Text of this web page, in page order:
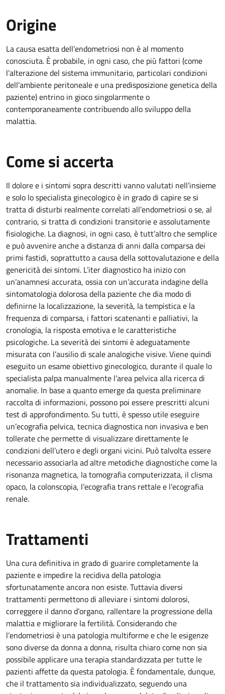
Origine
La causa esatta dell’endometriosi non è al momento
conosciuta. È probabile, in ogni caso, che più fattori (come
l’alterazione del sistema immunitario, particolari condizioni
dell’ambiente peritoneale e una predisposizione genetica della
paziente) entrino in gioco singolarmente o
contemporaneamente contribuendo allo sviluppo della
malattia.
Come si accerta
Il dolore e i sintomi sopra descritti vanno valutati nell’insieme
e solo lo specialista ginecologico è in grado di capire se si
tratta di disturbi realmente correlati all’endometriosi o se, al
contrario, si tratta di condizioni transitorie e assolutamente
fisiologiche. La diagnosi, in ogni caso, è tutt’altro che semplice
e può avvenire anche a distanza di anni dalla comparsa dei
primi fastidi, soprattutto a causa della sottovalutazione e della
genericità dei sintomi. L’iter diagnostico ha inizio con
un’anamnesi accurata, ossia con un’accurata indagine della
sintomatologia dolorosa della paziente che dia modo di
definirne la localizzazione, la severità, la tempistica e la
frequenza di comparsa, i fattori scatenanti e palliativi, la
cronologia, la risposta emotiva e le caratteristiche
psicologiche. La severità dei sintomi è adeguatamente
misurata con l’ausilio di scale analogiche visive. Viene quindi
eseguito un esame obiettivo ginecologico, durante il quale lo
specialista palpa manualmente l’area pelvica alla ricerca di
anomalie. In base a quanto emerge da questa preliminare
raccolta di informazioni, possono poi essere prescritti alcuni
test di approfondimento. Su tutti, è spesso utile eseguire
un’ecografia pelvica, tecnica diagnostica non invasiva e ben
tollerate che permette di visualizzare direttamente le
condizioni dell’utero e degli organi vicini. Può talvolta essere
necessario associarla ad altre metodiche diagnostiche come la
risonanza magnetica, la tomografia computerizzata, il clisma
opaco, la colonscopia, l’ecografia trans rettale e l’ecografia
renale.
Trattamenti
Una cura definitiva in grado di guarire completamente la
paziente e impedire la recidiva della patologia
sfortunatamente ancora non esiste. Tuttavia diversi
trattamenti permettono di alleviare i sintomi dolorosi,
correggere il danno d’organo, rallentare la progressione della
malattia e migliorare la fertilità. Considerando che
l’endometriosi è una patologia multiforme e che le esigenze
sono diverse da donna a donna, risulta chiaro come non sia
possibile applicare una terapia standardizzata per tutte le
pazienti affette da questa patologia. È fondamentale, dunque,
che il trattamento sia individualizzato, seguendo una